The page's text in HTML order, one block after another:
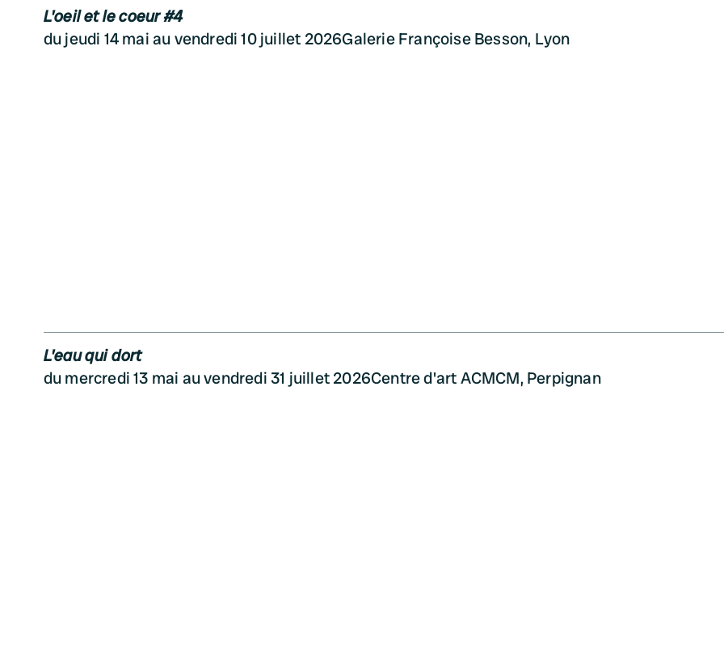
L'oeil et le coeur #4
du jeudi 14 mai au vendredi 10 juillet 2026Galerie Françoise Besson, Lyon
L'eau qui dort
du mercredi 13 mai au vendredi 31 juillet 2026Centre d'art ACMCM, Perpignan